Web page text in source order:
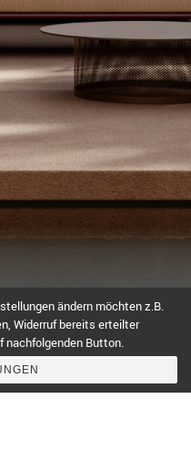
ändern möchten z.B.
Widerruf bereits erteilter
nachfolgenden Button.